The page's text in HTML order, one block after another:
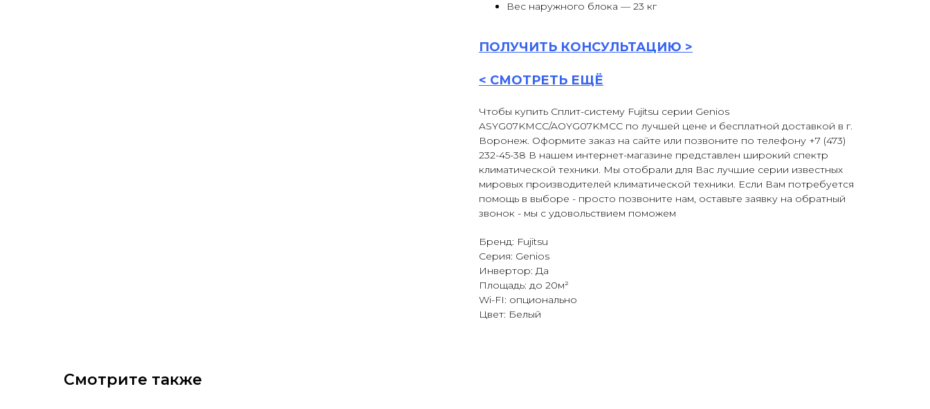
Вес наружного блока — 23 кг
ПОЛУЧИТЬ КОНСУЛЬТАЦИЮ >
< СМОТРЕТЬ ЕЩЁ
Чтобы купить Сплит-систему Fujitsu серии Genios
ASYG07KMCC/AOYG07KMCC по лучшей цене и бесплатной доставкой в г.
Воронеж. Оформите заказ на сайте или позвоните по телефону +7 (473)
232-45-38 В нашем интернет-магазине представлен широкий спектр
климатической техники. Мы отобрали для Вас лучшие серии известных
мировых производителей климатической техники. Если Вам потребуется
помощь в выборе - просто позвоните нам, оставьте заявку на обратный
звонок - мы с удовольствием поможем
Бренд: Fujitsu
Серия: Genios
Инвертор: Да
Площадь: до 20м²
Wi-FI: опционально
Цвет: Белый
Смотрите также